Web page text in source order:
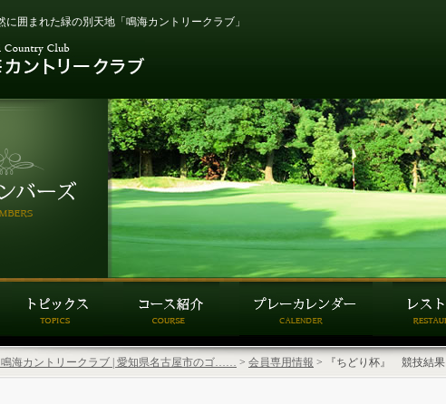
に囲まれた緑の別天地「鳴海カントリークラブ」
鳴海カントリークラブ | 愛知県名古屋市のゴ…… > 会員専用情報 > 『ちどり杯』 競技結果